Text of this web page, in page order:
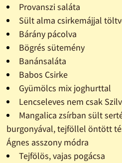
Provanszi saláta
Sült alma csirkemájjal
Bárány pácolva
Bögrés sütemény
Banánsaláta
Babos Csirke
Gyümölcs mix joghurttal
Lencseleves nem csak
Mangalica zsírban sült
burgonyával, tejföllel öntött
Ágnes asszony módra
Tejfölös, vajas pogácsa